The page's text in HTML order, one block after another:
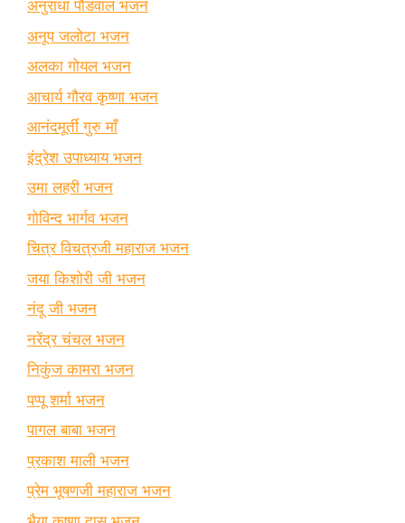
अनुराधा पौडवाल भजन
अनूप जलोटा भजन
अलका गोयल भजन
आचार्य गौरव कृष्णा भजन
आनंदमूर्ती गुरु माँ
इंद्रेश उपाध्याय भजन
उमा लहरी भजन
गोविन्द भार्गव भजन
चित्र विचत्रजी महाराज भजन
जया किशोरी जी भजन
नंदू जी भजन
नरेंद्र चंचल भजन
निकुंज कामरा भजन
पप्पू शर्मा भजन
पागल बाबा भजन
प्रकाश माली भजन
प्रेम भूषणजी महाराज भजन